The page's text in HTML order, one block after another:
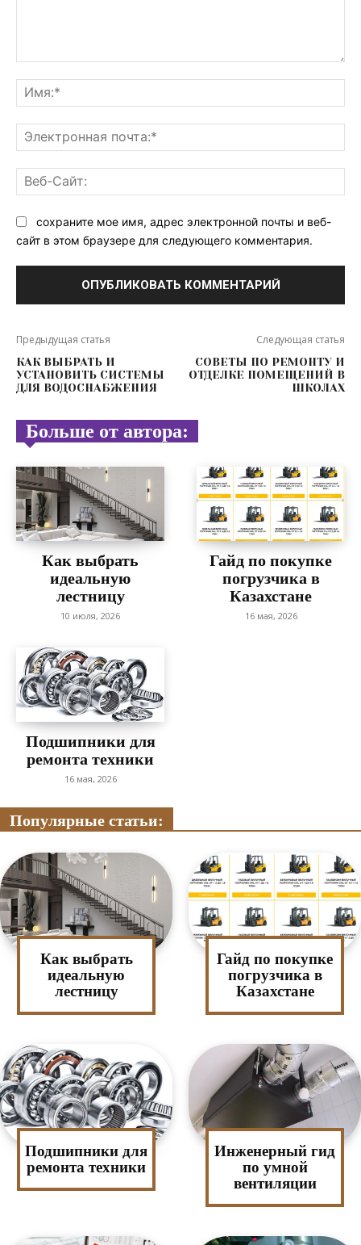
сохраните мое имя, адрес электронной почты и веб-
сайт в этом браузере для следующего комментария.
Предыдущая статья
КАК ВЫБРАТЬ И
УСТАНОВИТЬ СИСТЕМЫ
ДЛЯ ВОДОСНАБЖЕНИЯ
Следующая статья
СОВЕТЫ ПО РЕМОНТУ И
ОТДЕЛКЕ ПОМЕЩЕНИЙ В
ШКОЛАХ
Больше от автора:
Как выбрать
идеальную
лестницу
10 июля, 2026
Гайд по покупке
погрузчика в
Казахстане
16 мая, 2026
Подшипники для
ремонта техники
16 мая, 2026
Популярные статьи:
Как выбрать
идеальную
лестницу
Гайд по покупке
погрузчика в
Казахстане
Подшипники для
ремонта техники
Инженерный гид
по умной
вентиляции